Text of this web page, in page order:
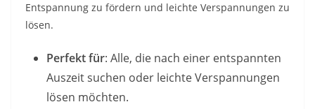
Entspannung zu fördern und leichte Verspannungen zu
lösen.
Perfekt für: Alle, die nach einer entspannten
Auszeit suchen oder leichte Verspannungen
lösen möchten.